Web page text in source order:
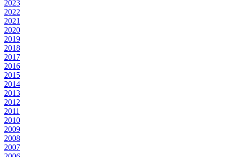
2023
2022
2021
2020
2019
2018
2017
2016
2015
2014
2013
2012
2011
2010
2009
2008
2007